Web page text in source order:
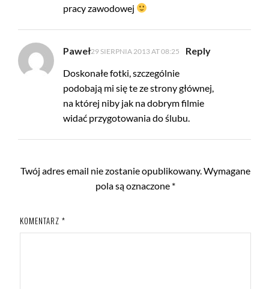
pracy zawodowej
Paweł29 SIERPNIA 2013 AT 08:25
Reply
Doskonałe fotki, szczególnie
podobają mi się te ze strony głównej,
na której niby jak na dobrym filmie
widać przygotowania do ślubu.
Twój adres email nie zostanie opublikowany. Wymagane
pola są oznaczone *
KOMENTARZ *